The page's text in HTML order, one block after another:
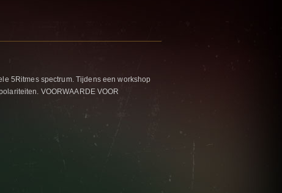
5Ritmes spectrum. Tijdens een workshop
VOORWAARDE VOOR